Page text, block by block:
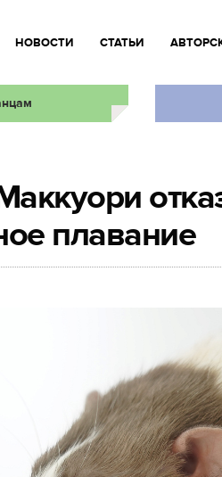
НОВОСТИ СТАТЬИ
плавание